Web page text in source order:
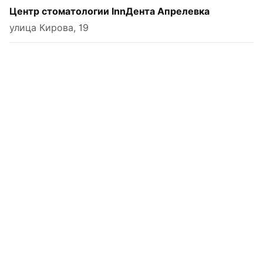
Центр стоматологии InnДента Апрелевка
улица Кирова, 19